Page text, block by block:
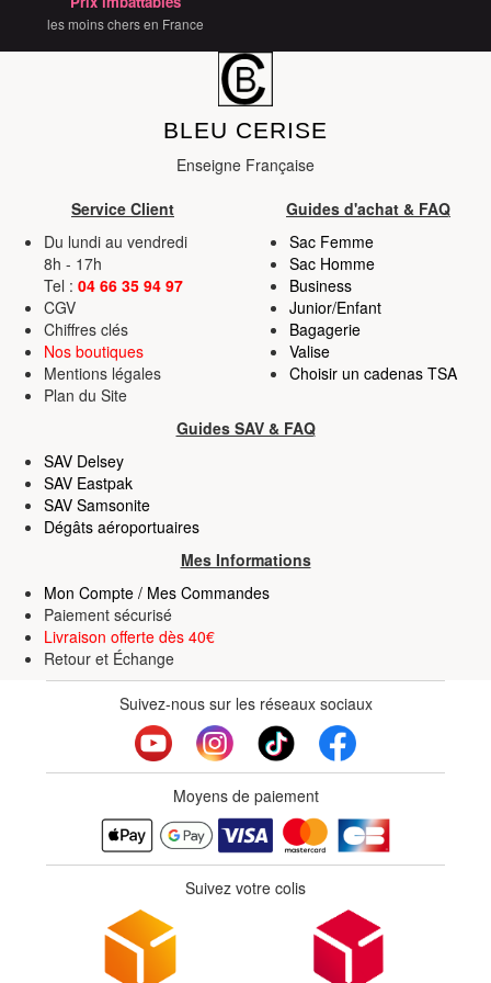
services.
les moins chers en France
BLEU CERISE
Enseigne Française
Service Client
Guides d'achat & FAQ
Du lundi au vendredi
8h - 17h
Tel : 04 66 35 94 97
CGV
Chiffres clés
Nos boutiques
Mentions légales
Plan du Site
Sac Femme
Sac Homme
Business
Junior/Enfant
Bagagerie
Valise
Choisir un cadenas TSA
Guides SAV & FAQ
SAV Delsey
SAV Eastpak
SAV Samsonite
Dégâts aéroportuaires
Mes Informations
Mon Compte / Mes Commandes
Paiement sécurisé
Livraison offerte dès 40€
Retour et Échange
Suivez-nous sur les réseaux sociaux
Moyens de paiement
Suivez votre colis